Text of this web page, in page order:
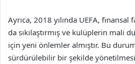
Ayrıca, 2018 yılında UEFA, finansal
da sıkılaştırmış ve kulüplerin mali
için yeni önlemler almıştır. Bu
sürdürülebilir bir şekilde